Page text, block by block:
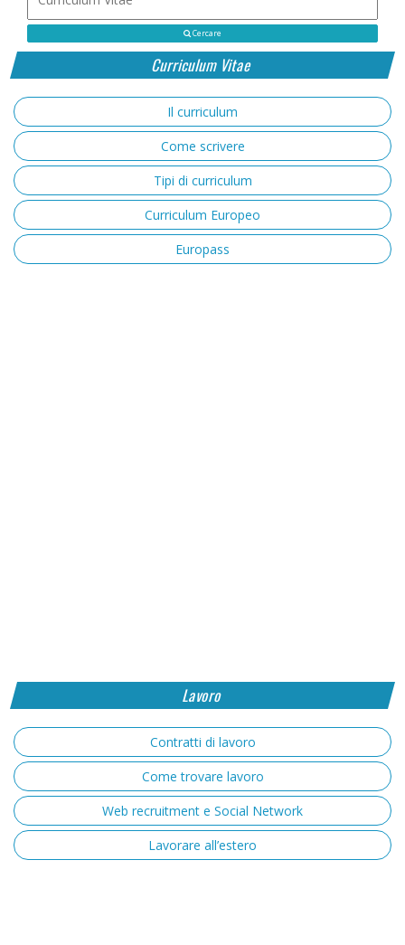
Cercare
Curriculum Vitae
Il curriculum
Come scrivere
Tipi di curriculum
Curriculum Europeo
Europass
Lavoro
Contratti di lavoro
Come trovare lavoro
Web recruitment e Social Network
Lavorare all’estero